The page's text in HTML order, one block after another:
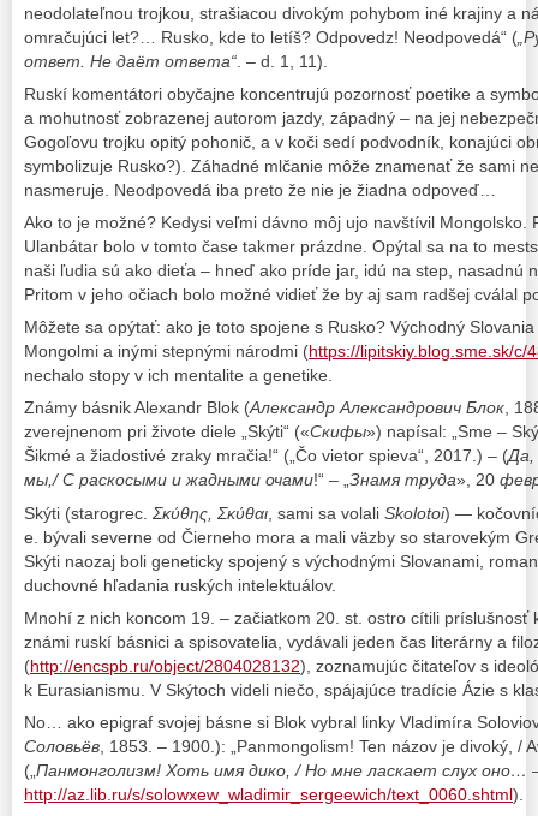
neodolateľnou trojkou, strašiacou divokým pohybom iné krajiny a
omračujúci let?… Rusko, kde to letíš? Odpovedz! Neodpovedá“ (
ответ. Не даёт ответа“ . – d. 1, 11).
Ruskí komentátori obyčajne koncentrujú pozornosť poetike a
a mohutnosť zobrazenej autorom jazdy, západný – na jej
Gogoľovu trojku opitý pohonič, a v koči sedí podvodník, konajúci
symbolizuje Rusko?). Záhadné mlčanie môže znamenať že sami
nasmeruje. Neodpovedá iba preto že nie je žiadna odpoveď…
Ako to je možné? Kedysi veľmi dávno môj ujo navštívil Mongolsko.
Ulanbátar bolo v tomto čase takmer prázdne. Opýtal sa na to
naši ľudia sú ako dieťa – hneď ako príde jar, idú na step, nasadnú
Pritom v jeho očiach bolo možné vidieť že by aj sam radšej cválal
Môžete sa opýtať: ako je toto spojene s Rusko? Východný
Mongolmi a inými stepnými národmi (https://lipitskiy.blog.sme.sk/c/
nechalo stopy v ich mentalite a genetike.
Známy básnik Alexandr Blok (Алексaндр Алексaндрович Блок,
zverejnenom pri živote diele „Skýti“ («Скифы») napísal: „Sme –
Šikmé a žiadostivé zraky mračia!“ („Čo vietor spieva“, 2017.) – (
мы,/ С раскосыми и жадными очами!“ – „Знамя труда», 20
Skýti (starogrec. Σκύθης, Σκύθαι , sami sa volali Skolotoi) —
e. bývali severne od Čierneho mora a mali väzby so starovekým
Skýti naozaj boli geneticky spojený s východnými Slovanami,
duchovné hľadania ruských intelektuálov.
Mnohí z nich koncom 19. – začiatkom 20. st. ostro cítili príslušnosť
známi ruskí básnici a spisovatelia, vydávali jeden čas literárny a
(http://encspb.ru/object/2804028132), zoznamujúc čitateľov s
k Eurasianismu. V Skýtoch videli niečo, spájajúce tradície Ázie s
No… ako epigraf svojej básne si Blok vybral linky Vladimíra
Соловьёв , 1853. – 1900.): „Panmongolism! Ten názov je divoký, /
(„ Панмонголизм! Хоть имя дико, / Но мне ласкает слух оно…
http://az.lib.ru/s/solowxew_wladimir_sergeewich/text_0060.shtml).